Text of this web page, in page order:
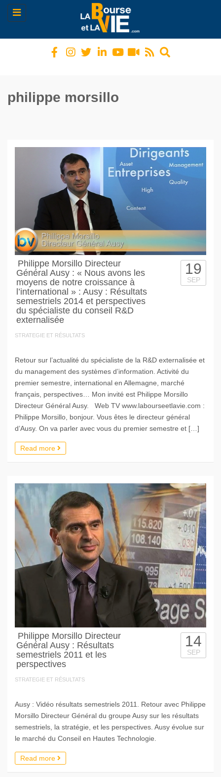
Toggle
navigation
philippe morsillo
Philippe Morsillo Directeur
Général Ausy : « Nous avons les
moyens de notre croissance à
l’international » : Ausy : Résultats
semestriels 2014 et perspectives
du spécialiste du conseil R&D
externalisée
STRATEGIE ET RÉSULTATS
19
SEP
Retour sur l’actualité du spécialiste de la R&D externalisée et
du management des systèmes d’information. Activité du
premier semestre, international en Allemagne, marché
français, perspectives… Mon invité est Philippe Morsillo
Directeur Général Ausy. Web TV www.labourseetlavie.com :
Philippe Morsillo, bonjour. Vous êtes le directeur général
d’Ausy. On va parler avec vous du premier semestre et […]
Read more
Philippe Morsillo Directeur
Général Ausy : Résultats
semestriels 2011 et les
perspectives
STRATEGIE ET RÉSULTATS
14
SEP
Ausy : Vidéo résultats semestriels 2011. Retour avec Philippe
Morsillo Directeur Général du groupe Ausy sur les résultats
semestriels, la stratégie, et les perspectives. Ausy évolue sur
le marché du Conseil en Hautes Technologie.
Read more